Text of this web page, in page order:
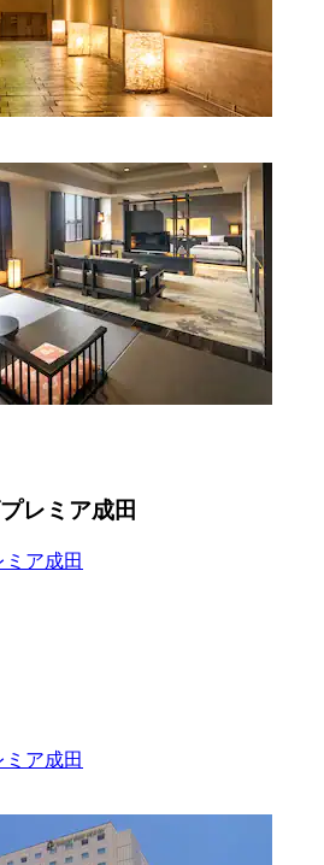
レミア成田
ア成田
ア成田